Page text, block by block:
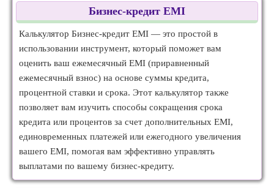
Бизнес-кредит EMI
Калькулятор Бизнес-кредит EMI — это простой в
использовании инструмент, который поможет вам
оценить ваш ежемесячный EMI (приравненный
ежемесячный взнос) на основе суммы кредита,
процентной ставки и срока. Этот калькулятор также
позволяет вам изучить способы сокращения срока
кредита или процентов за счет дополнительных EMI,
единовременных платежей или ежегодного увеличения
вашего EMI, помогая вам эффективно управлять
выплатами по вашему бизнес-кредиту.